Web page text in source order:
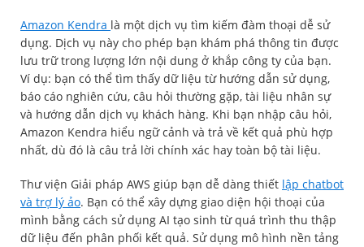
Amazon Kendra là một dịch vụ tìm kiếm đàm thoại dễ sử
dụng. Dịch vụ này cho phép bạn khám phá thông tin được
lưu trữ trong lượng lớn nội dung ở khắp công ty của bạn.
Ví dụ: bạn có thể tìm thấy dữ liệu từ hướng dẫn sử dụng,
báo cáo nghiên cứu, câu hỏi thường gặp, tài liệu nhân sự
và hướng dẫn dịch vụ khách hàng. Khi bạn nhập câu hỏi,
Amazon Kendra hiểu ngữ cảnh và trả về kết quả phù hợp
nhất, dù đó là câu trả lời chính xác hay toàn bộ tài liệu.
Thư viện Giải pháp AWS giúp bạn dễ dàng thiết lập chatbot
và trợ lý ảo. Bạn có thể xây dựng giao diện hội thoại của
mình bằng cách sử dụng AI tạo sinh từ quá trình thu thập
dữ liệu đến phân phối kết quả. Sử dụng mô hình nền tảng